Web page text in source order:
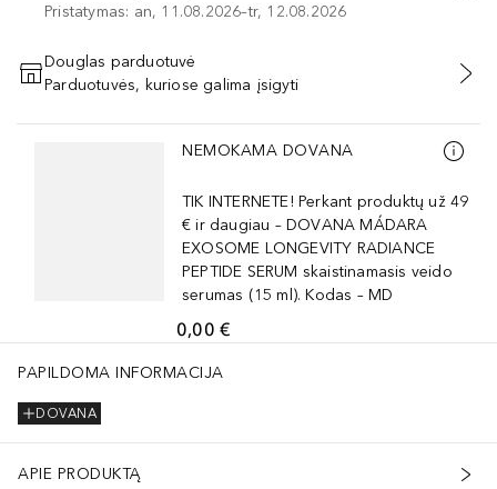
Pristatymas: an, 11.08.2026–tr, 12.08.2026
PRIDĖTI Į KREPŠELĮ
Douglas parduotuvė
Parduotuvės, kuriose galima įsigyti
Praleisti slankiklį
NEMOKAMA DOVANA
TIK INTERNETE! Perkant produktų už 49
€ ir daugiau – DOVANA MÁDARA
EXOSOME LONGEVITY RADIANCE
PEPTIDE SERUM skaistinamasis veido
serumas (15 ml). Kodas – MD
0,00 €
PAPILDOMA INFORMACIJA
DOVANA
APIE PRODUKTĄ